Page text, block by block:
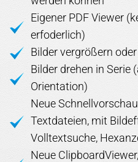
Eigener PDF Viewer
erfoderlich)
Bilder vergrößern
Bilder drehen in Serie
Orientation)
Neue
Textdateien, mit
Volltextsuche,
Neue